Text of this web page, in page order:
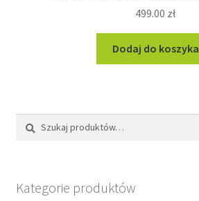
499.00 zł
Dodaj do koszyka
Kategorie produktów